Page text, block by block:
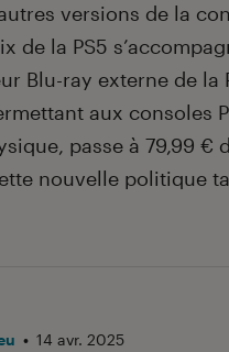
versions de la
de la PS5
Blu-ray externe de la
aux consoles
passe à 79,99 €
nouvelle politique
• 14 avr. 2025